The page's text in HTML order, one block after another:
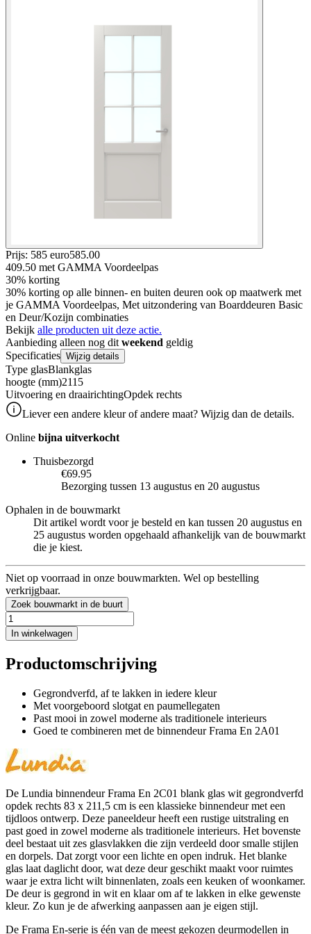
Prijs: 585 euro585.00
409.50 met GAMMA Voordeelpas
30% korting
30% korting op alle binnen- en buiten deuren ook op maatwerk met
je GAMMA Voordeelpas, Met uitzondering van Boarddeuren Basic
en Deur/Kozijn combinaties
Bekijk alle producten uit deze actie.
Aanbieding alleen nog dit weekend geldig
Specificaties Wijzig details
Type glasBlankglas
hoogte (mm)2115
Uitvoering en draairichtingOpdek rechts
Liever een andere kleur of andere maat? Wijzig dan de details.
Online bijna uitverkocht
Thuisbezorgd
€69.95
Bezorging tussen 13 augustus en 20 augustus
Ophalen in de bouwmarkt
Dit artikel wordt voor je besteld en kan tussen 20 augustus en
25 augustus worden opgehaald afhankelijk van de bouwmarkt
die je kiest.
Niet op voorraad in onze bouwmarkten. Wel op bestelling
verkrijgbaar.
Zoek bouwmarkt in de buurt
In winkelwagen
Productomschrijving
Gegrondverfd, af te lakken in iedere kleur
Met voorgeboord slotgat en paumellegaten
Past mooi in zowel moderne als traditionele interieurs
Goed te combineren met de binnendeur Frama En 2A01
De Lundia binnendeur Frama En 2C01 blank glas wit gegrondverfd
opdek rechts 83 x 211,5 cm is een klassieke binnendeur met een
tijdloos ontwerp. Deze paneeldeur heeft een rustige uitstraling en
past goed in zowel moderne als traditionele interieurs. Het bovenste
deel bestaat uit zes glasvlakken die zijn verdeeld door smalle stijlen
en dorpels. Dat zorgt voor een lichte en open indruk. Het blanke
glas laat daglicht door, wat deze deur geschikt maakt voor ruimtes
waar je extra licht wilt binnenlaten, zoals een keuken of woonkamer.
De deur is gegrond in wit en klaar om af te lakken in elke gewenste
kleur. Zo kun je de afwerking aanpassen aan je eigen stijl.
De Frama En-serie is één van de meest gekozen deurmodellen in